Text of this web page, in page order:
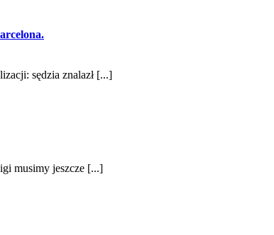
sędzia znalazł [...]
musimy jeszcze [...]